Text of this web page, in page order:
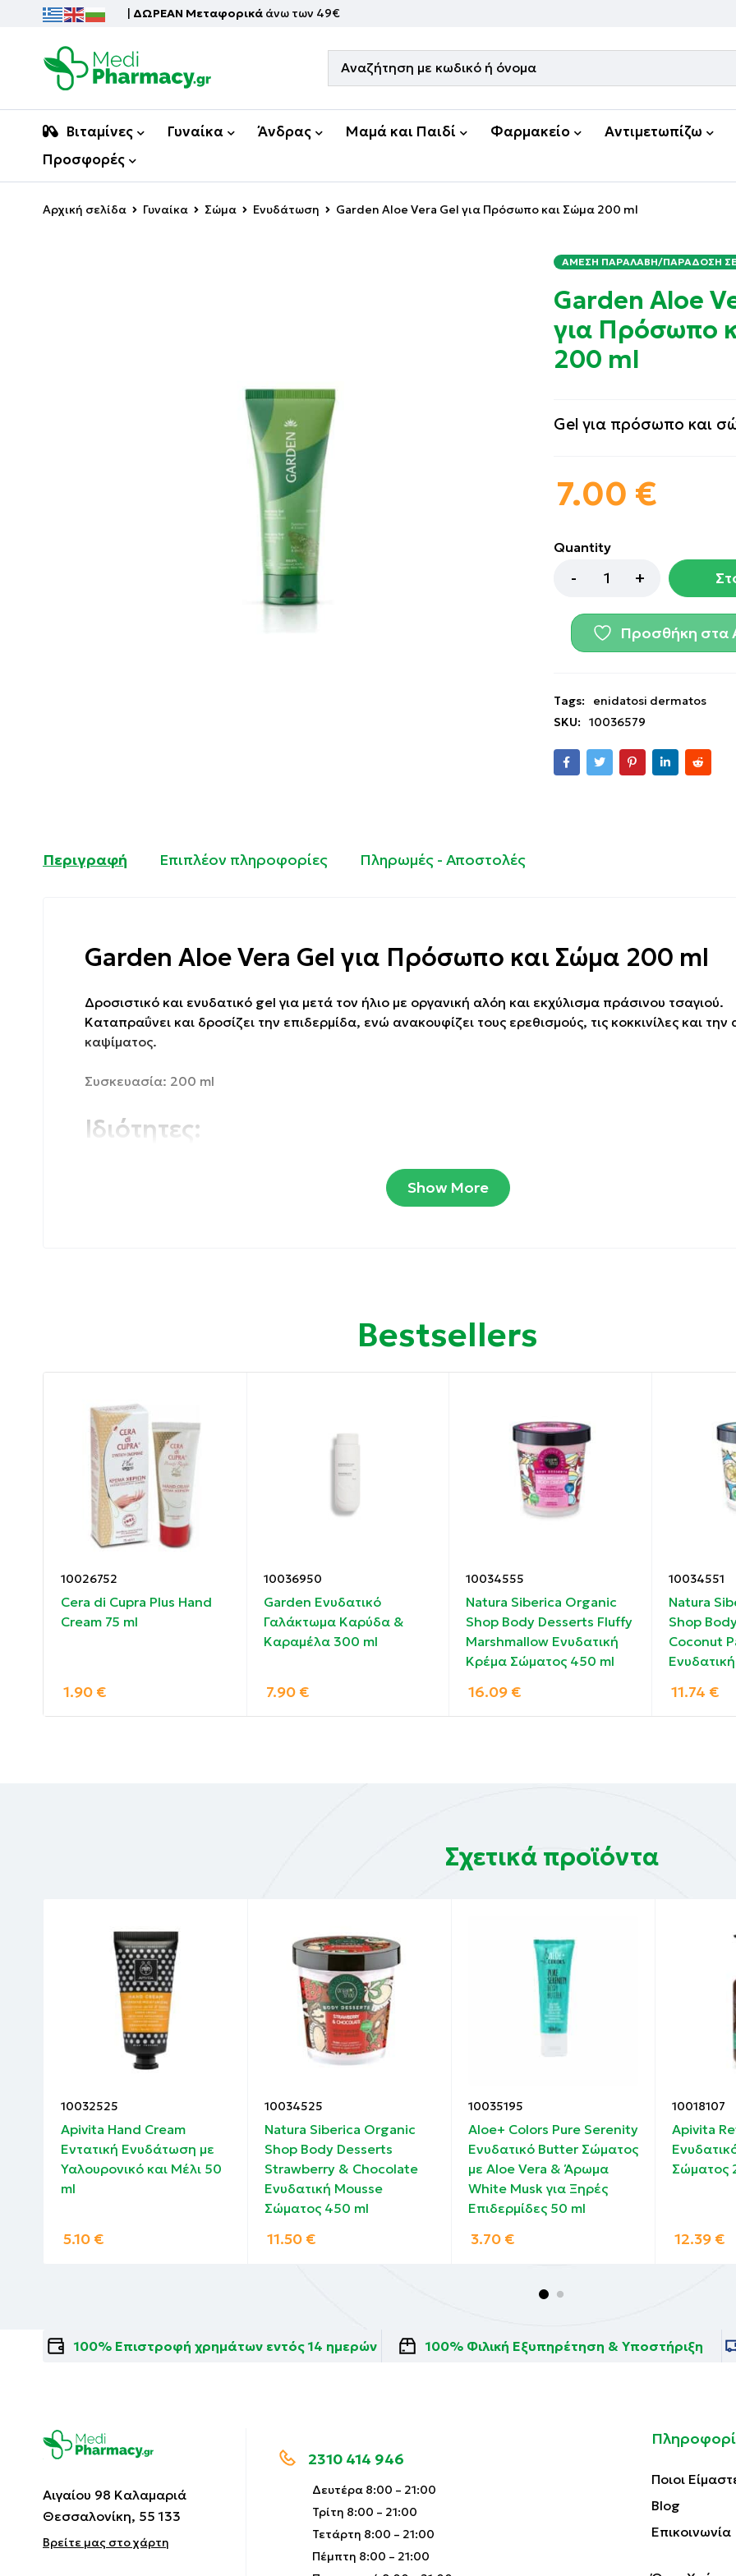
| ΔΩΡΕΑΝ Μεταφορικά άνω των 49€
Βιταμίνες Γυναίκα Άνδρας Μαμά και Παιδί Φαρμακείο Αντιμετωπίζω
Προσφορές
Αρχική σελίδα Γυναίκα Σώμα Ενυδάτωση Garden Aloe Vera Gel για Πρόσωπο και Σώμα 200 ml
ΆΜΕΣΗ ΠΑΡΑΛΑΒΉ/ΠΑΡΆΔΟΣΗ ΣΕ
Garden Aloe
για Πρόσωπο
200 ml
Gel για πρόσωπο και
7.00 €
Quantity
Προσθήκη στα
Tags:
enidatosi dermatos
SKU:
10036579
Περιγραφή Επιπλέον πληροφορίες Πληρωμές - Αποστολές
Garden Aloe Vera Gel για Πρόσωπο και Σώμα 200 ml
Δροσιστικό και ενυδατικό gel για μετά τον ήλιο με οργανική αλόη και εκχύλισμα πράσινου τσαγιού.
Καταπραΰνει και δροσίζει την επιδερμίδα, ενώ ανακουφίζει τους ερεθισμούς, τις κοκκινίλες και την
καψίματος.
Συσκευασία: 200 ml
Ιδιότητες:
Ανακουφίζει και καταπραΰνει τους ερεθισμούς, τις κοκκινίλες και την αίσθηση καψίματος
Για περισσότερη αίσθηση ανακούφισης και δροσιάς διατηρήστε το προϊόν στο ψυγείο
Οδηγίες χρήσης:
Εφαρμόστε μετά την έκθεση στον ήλιο. Επαναλάβετε σε ιδιαίτερα αφυδατωμένη επιδερμίδα. Για
αίσθηση ανακούφισης και δροσιάς, διατηρήστε το προϊόν στο ψυγείο.
Συστατικά
Aqua (Water), Alcohol Denat., Glycerin, PEG-8, Glyceryl Acrylate/Acrylic Acid Copolymer, Propylene
Barbadensis (Aloe Vera) Leaf Juice*, Camellia Sinensis (Green Tea) Leaf Extract, Panthenol, Urea,
Hydrolysate, Magnesium Aspartate, Glycine, Alanine, Creatine, PEG-40 Hydrogenated Castor Oil,
Triethanolamine, Carbomer, Citric Acid, Disodium EDTA, Benzophenone-4, Phenoxyethanol,
Benzyl Alcohol, Dehydroacetic Acid, Sodium Benzoate, Potassium Sorbate, Parfum (Fragrance),
Show More
Bestsellers
10026752
Cera di Cupra Plus Hand
Cream 75 ml
1.90 €
10036950
Garden Ενυδατικό
Γαλάκτωμα Καρύδα &
Καραμέλα 300 ml
7.90 €
10034555
Natura Siberica Organic
Shop Body Desserts Fluffy
Marshmallow Ενυδατική
Κρέμα Σώματος 450 ml
16.09 €
10034551
Natura
Shop
Coconut
11.74 €
Σχετικά προϊόντα
10032525
Apivita Hand Cream
Εντατική Ενυδάτωση με
Υαλουρονικό και Μέλι 50
ml
5.10 €
10034525
Natura Siberica Organic
Shop Body Desserts
Strawberry & Chocolate
Ενυδατική Mousse
Σώματος 450 ml
11.50 €
10035195
Aloe+ Colors Pure Serenity
Ενυδατικό Butter Σώματος
με Aloe Vera & Άρωμα
White Musk για Ξηρές
Επιδερμίδες 50 ml
3.70 €
10018107
Apivita
Σώματος
12.39 €
100% Επιστροφή χρημάτων εντός 14 ημερών 100% Φιλική Εξυπηρέτηση & Υποστήριξη
Αιγαίου 98 Καλαμαριά
Θεσσαλονίκη, 55 133
Βρείτε μας στο χάρτη
2310 414 946
Δευτέρα 8:00 – 21:00
Τρίτη 8:00 – 21:00
Τετάρτη 8:00 – 21:00
Πέμπτη 8:00 – 21:00
Ποιοι
Blog
Επικοινωνία